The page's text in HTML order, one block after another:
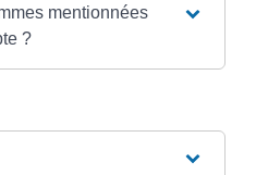
mentionnées
?